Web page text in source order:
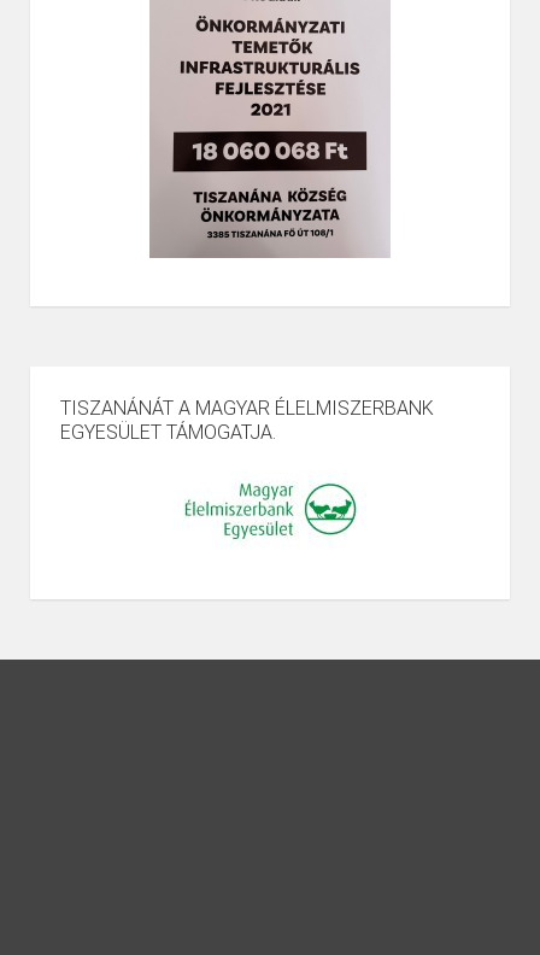
TISZANÁNÁT A MAGYAR ÉLELMISZERBANK
EGYESÜLET TÁMOGATJA.